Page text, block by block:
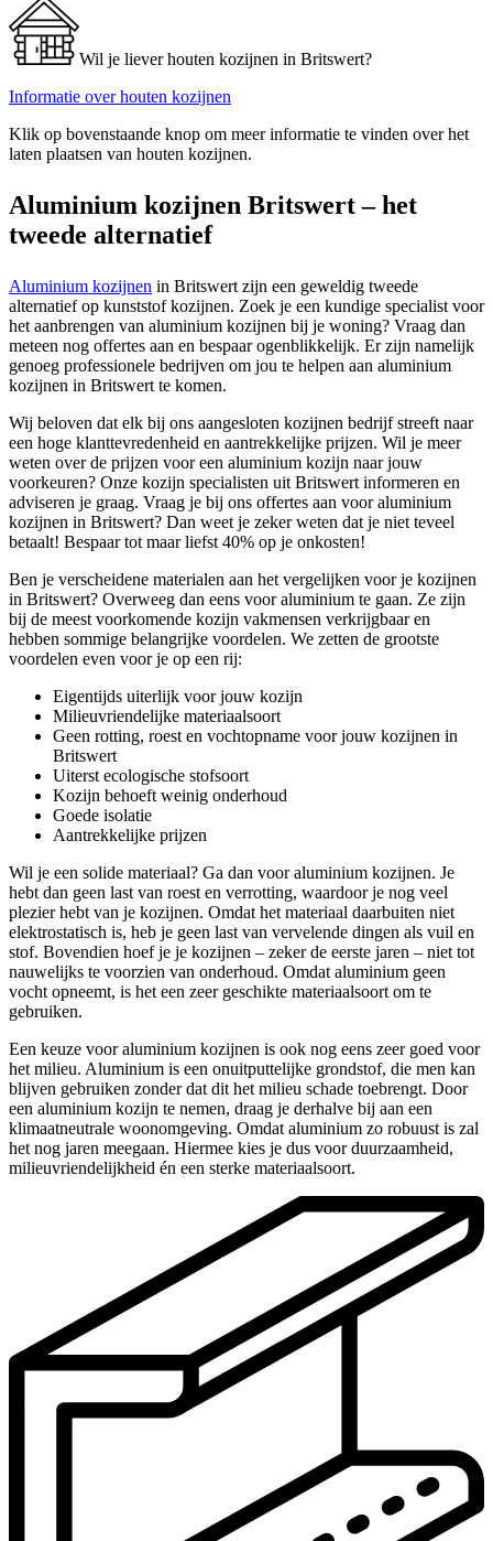
Wil je liever houten kozijnen in Britswert?
Informatie over houten kozijnen
Klik op bovenstaande knop om meer informatie te vinden over het
laten plaatsen van houten kozijnen.
Aluminium kozijnen Britswert – het
tweede alternatief
Aluminium kozijnen in Britswert zijn een geweldig tweede
alternatief op kunststof kozijnen. Zoek je een kundige specialist voor
het aanbrengen van aluminium kozijnen bij je woning? Vraag dan
meteen nog offertes aan en bespaar ogenblikkelijk. Er zijn namelijk
genoeg professionele bedrijven om jou te helpen aan aluminium
kozijnen in Britswert te komen.
Wij beloven dat elk bij ons aangesloten kozijnen bedrijf streeft naar
een hoge klanttevredenheid en aantrekkelijke prijzen. Wil je meer
weten over de prijzen voor een aluminium kozijn naar jouw
voorkeuren? Onze kozijn specialisten uit Britswert informeren en
adviseren je graag. Vraag je bij ons offertes aan voor aluminium
kozijnen in Britswert? Dan weet je zeker weten dat je niet teveel
betaalt! Bespaar tot maar liefst 40% op je onkosten!
Ben je verscheidene materialen aan het vergelijken voor je kozijnen
in Britswert? Overweeg dan eens voor aluminium te gaan. Ze zijn
bij de meest voorkomende kozijn vakmensen verkrijgbaar en
hebben sommige belangrijke voordelen. We zetten de grootste
voordelen even voor je op een rij:
Eigentijds uiterlijk voor jouw kozijn
Milieuvriendelijke materiaalsoort
Geen rotting, roest en vochtopname voor jouw kozijnen in
Britswert
Uiterst ecologische stofsoort
Kozijn behoeft weinig onderhoud
Goede isolatie
Aantrekkelijke prijzen
Wil je een solide materiaal? Ga dan voor aluminium kozijnen. Je
hebt dan geen last van roest en verrotting, waardoor je nog veel
plezier hebt van je kozijnen. Omdat het materiaal daarbuiten niet
elektrostatisch is, heb je geen last van vervelende dingen als vuil en
stof. Bovendien hoef je je kozijnen – zeker de eerste jaren – niet tot
nauwelijks te voorzien van onderhoud. Omdat aluminium geen
vocht opneemt, is het een zeer geschikte materiaalsoort om te
gebruiken.
Een keuze voor aluminium kozijnen is ook nog eens zeer goed voor
het milieu. Aluminium is een onuitputtelijke grondstof, die men kan
blijven gebruiken zonder dat dit het milieu schade toebrengt. Door
een aluminium kozijn te nemen, draag je derhalve bij aan een
klimaatneutrale woonomgeving. Omdat aluminium zo robuust is zal
het nog jaren meegaan. Hiermee kies je dus voor duurzaamheid,
milieuvriendelijkheid én een sterke materiaalsoort.